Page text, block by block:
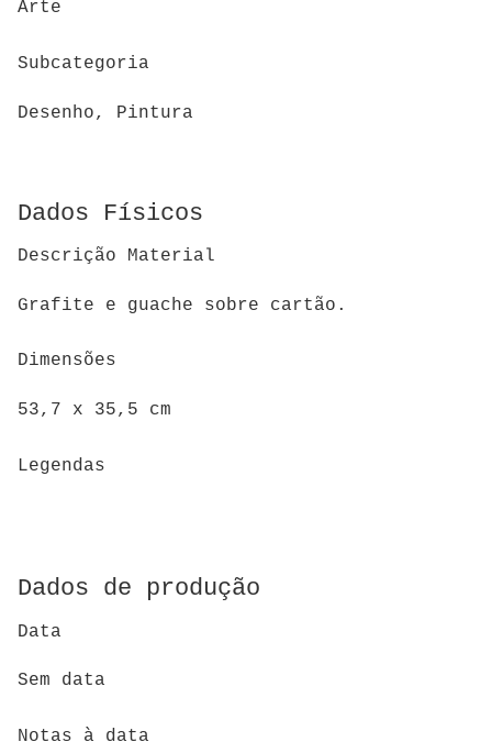
Arte
Subcategoria
Desenho, Pintura
Dados Físicos
Descrição Material
Grafite e guache sobre cartão.
Dimensões
53,7 x 35,5 cm
Legendas
Dados de produção
Data
Sem data
Notas à data